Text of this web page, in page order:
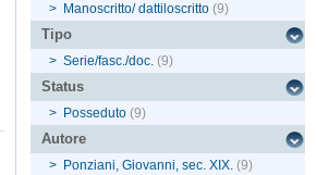
> Manoscritto/ dattiloscritto (9)
Tipo
> Serie/fasc./doc. (9)
Status
> Posseduto (9)
Autore
> Ponziani, Giovanni, sec. XIX. (9)